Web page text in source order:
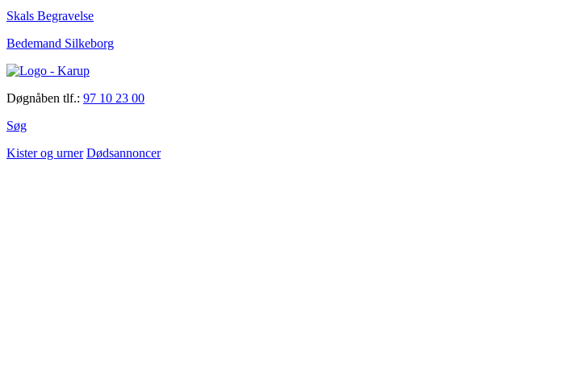
Skals Begravelse
Bedemand Silkeborg
Døgnåben tlf.: 97 10 23 00
Søg
Kister og urner Dødsannoncer